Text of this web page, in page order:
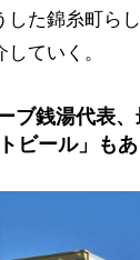
した錦糸町ら
ていく。
ブ銭湯代表
ビール」もあ